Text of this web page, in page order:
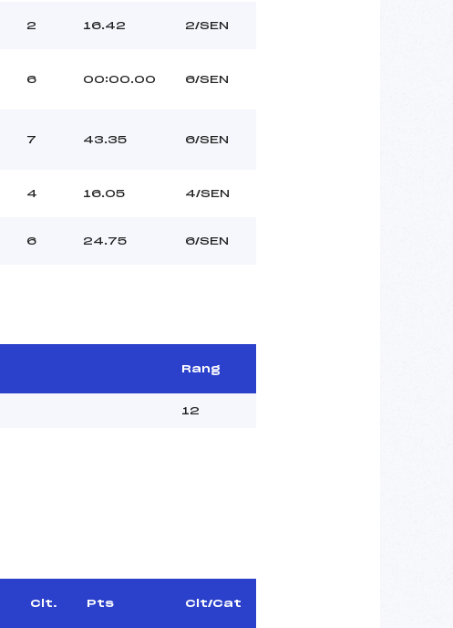
2 16.42 2/SEN
6 00:00.00 6/SEN
7 43.35 6/SEN
4 16.05 4/SEN
6 24.75 6/SEN
Rang
12
Clt. Pts Clt/Cat